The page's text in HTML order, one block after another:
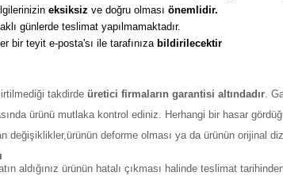
eksiksiz ve doğru olması önemlidir.
günlerde teslimat yapılmamaktadır.
bir teyit e-posta'sı ile tarafınıza bildirilecektir
takdirde üretici firmaların garantisi altındadır.
ürünü mutlaka kontrol ediniz. Herhangi bir hasar
değişiklikler,ürünün deforme olması ya da ürünün orijinal
aldığınız ürünün hatalı çıkması halinde teslimat